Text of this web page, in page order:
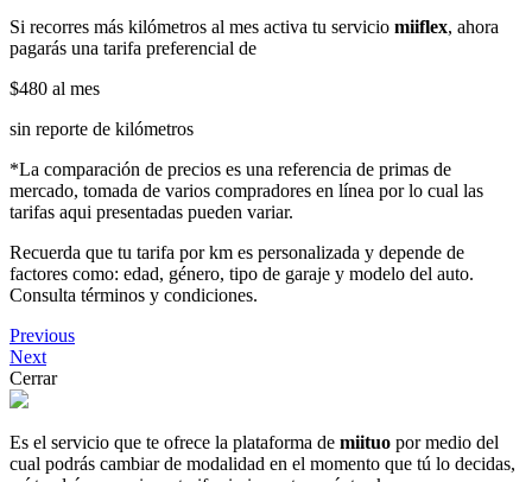
Si recorres más kilómetros al mes activa tu servicio miiflex, ahora
pagarás una tarifa preferencial de
$480 al mes
sin reporte de kilómetros
*La comparación de precios es una referencia de primas de
mercado, tomada de varios compradores en línea por lo cual las
tarifas aqui presentadas pueden variar.
Recuerda que tu tarifa por km es personalizada y depende de
factores como: edad, género, tipo de garaje y modelo del auto.
Consulta términos y condiciones.
Previous
Next
Cerrar
Es el servicio que te ofrece la plataforma de miituo por medio del
cual podrás cambiar de modalidad en el momento que tú lo decidas,